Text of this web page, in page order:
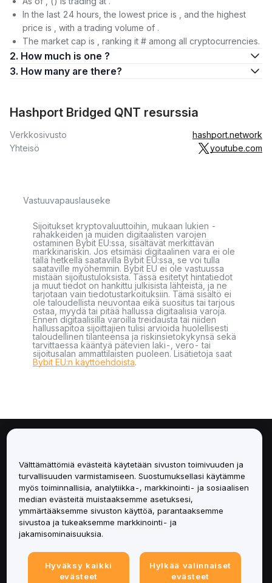
In the last 24 hours, the lowest price is , and the highest
price is , with a trading volume of .
The market cap is , ranking it # among all cryptocurrencies.
2. How much is one ?
3. How many are there?
Hashport Bridged QNT resurssia
Verkkosivusto
hashport.network
Yhteisö
youtube.com
Vastuuvapauslauseke
Sijoitukset kryptovaluuttoihin, mukaan lukien -
rahakkeiden ja muiden digitaalisten varojen
ostaminen Bybit EU:ssa, sisältävät merkittävän
markkinariskin. Jos etsimäsi digitaalinen vara ei ole
tällä hetkellä saatavilla Bybit EU:ssa, se voi tulla
saataville myöhemmin. Bybit EU ei ole vastuussa
mistään sijoitustuloksista. Tässä esitetyt hintatiedot
ja muut tiedot on hankittu julkisista lähteistä, ja ne
tarjotaan vain tiedotustarkoituksiin. Tämä sisältö ei
ole taloudellista neuvontaa eikä suositus tai tarjous
ostaa, myydä tai pitää hallussa digitaalisia varoja.
Ennen digitaalisilla varoilla treidausta tai niiden
hallussapitoa sijoittajien tulisi arvioida huolellisesti
taloudellinen tilanteensa ja riskinsietokykynsä sekä
tarvittaessa kääntyä pätevien laki-, vero- tai
sijoitusalan ammattilaisten puoleen. Lisätietoja saat
Bybit EU:n käyttöehdoista.
Palvelut
Tuki
Tuotteet
Lakiasiat
Välttämättömiä evästeitä käytetään sivuston toimivuuden ja
turvallisuuden varmistamiseen. Suostumuksellasi käytämme
myös toiminnallisia, analytiikka-, markkinointi- ja sosiaalisen
median evästeitä muistaaksemme asetuksesi,
ymmärtääksemme sivuston käyttöä, parantaaksemme
sivustoa ja tukeaksemme markkinointi- ja
jakamisominaisuuksia.
Hyväksy kaikki
evästeet
Hylkää valinnaiset
evästeet